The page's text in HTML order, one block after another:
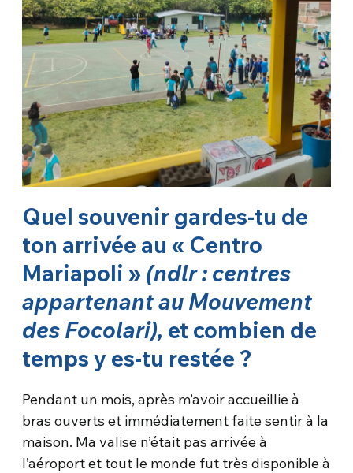
Quel souvenir gardes-tu de
ton arrivée au « Centro
Mariapoli » (ndlr : centres
appartenant au Mouvement
des Focolari), et combien de
temps y es-tu restée ?
Pendant un mois, après m’avoir accueillie à
bras ouverts et immédiatement faite sentir à la
maison. Ma valise n’était pas arrivée à
l’aéroport et tout le monde fut très disponible à